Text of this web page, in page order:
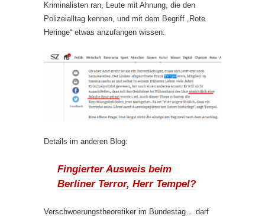
Kriminalisten ran, Leute mit Ahnung, die den
Polizeialltag kennen, und mit dem Begriff „Rote
Heringe“ etwas anzufangen wissen.
Details im anderen Blog:
Fingierter Ausweis beim
Berliner Terror, Herr Tempel?
Verschwoerungstheoretiker im Bundestag… darf